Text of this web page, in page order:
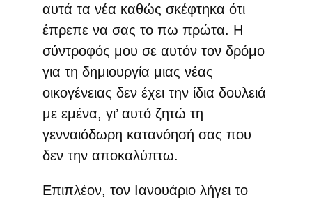
αυτά τα νέα καθώς σκέφτηκα ότι
έπρεπε να σας το πω πρώτα. Η
σύντροφός μου σε αυτόν τον δρόμο
για τη δημιουργία μιας νέας
οικογένειας δεν έχει την ίδια δουλειά
με εμένα, γι’ αυτό ζητώ τη
γενναιόδωρη κατανόησή σας που
δεν την αποκαλύπτω.
Επιπλέον, τον Ιανουάριο λήγει το